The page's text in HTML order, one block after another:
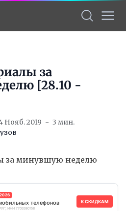
за
[28.10 -
Нояб. 2019
3 мин.
телефонов
ИНН 7703380158
К СКИДКАМ